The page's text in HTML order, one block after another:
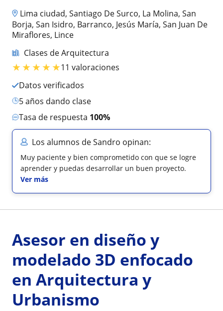
Lima ciudad, Santiago De Surco, La Molina, San
Borja, San Isidro, Barranco, Jesús María, San Juan De
Miraflores, Lince
Clases de Arquitectura
★★★★★11 valoraciones
Datos verificados
5 años dando clase
Tasa de respuesta 100%
Los alumnos de Sandro opinan:
Muy paciente y bien comprometido con que se logre
aprender y puedas desarrollar un buen proyecto.
Ver más
Asesor en diseño y
modelado 3D enfocado
en Arquitectura y
Urbanismo